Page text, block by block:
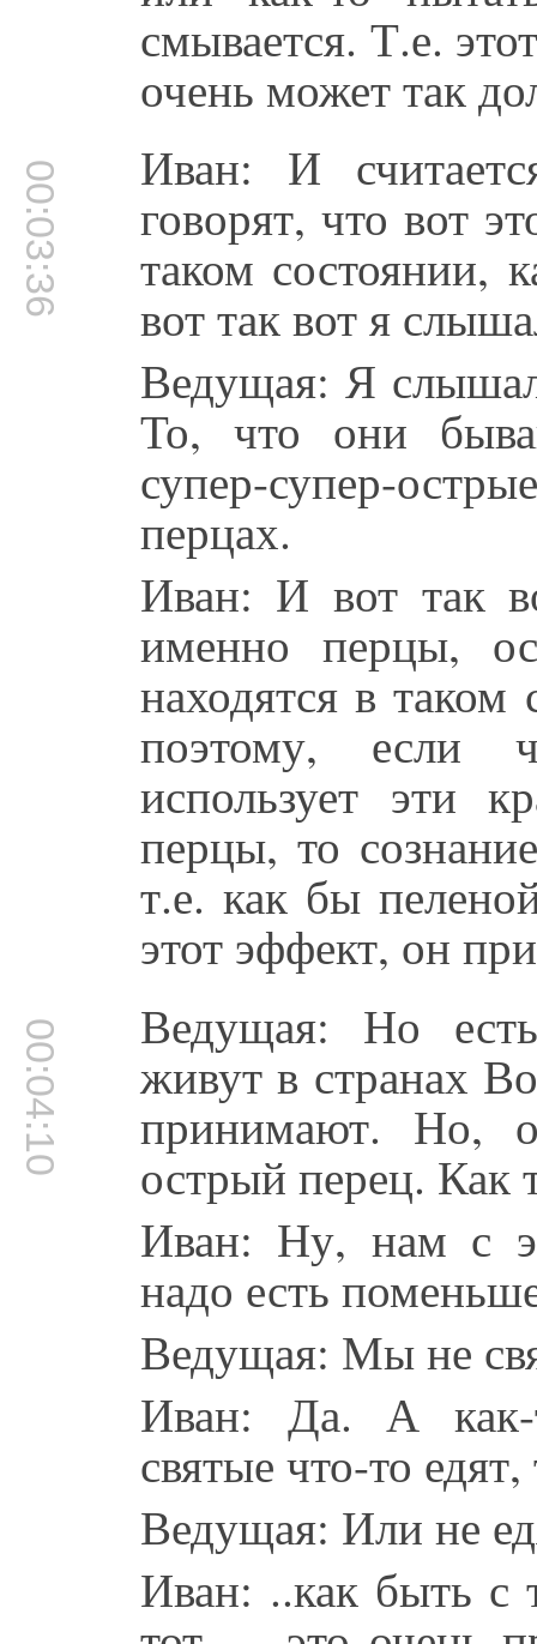
смывается. Т.е.
очень может так
00:03:36 Иван: И
говорят, что вот
таком состоянии,
вот так вот я
Ведущая: Я
То, что они
супер-супер-
перцах.
Иван: И вот так
именно перцы,
находятся в
поэтому, если
использует эти
перцы, то
т.е. как бы
этот эффект, он
00:04:10 Ведущая: Но
живут в странах
принимают. Но,
острый перец. Как
Иван: Ну, нам с
надо есть
Ведущая: Мы не
Иван: Да. А как-
святые что-то
Ведущая: Или не
Иван: ..как быть с